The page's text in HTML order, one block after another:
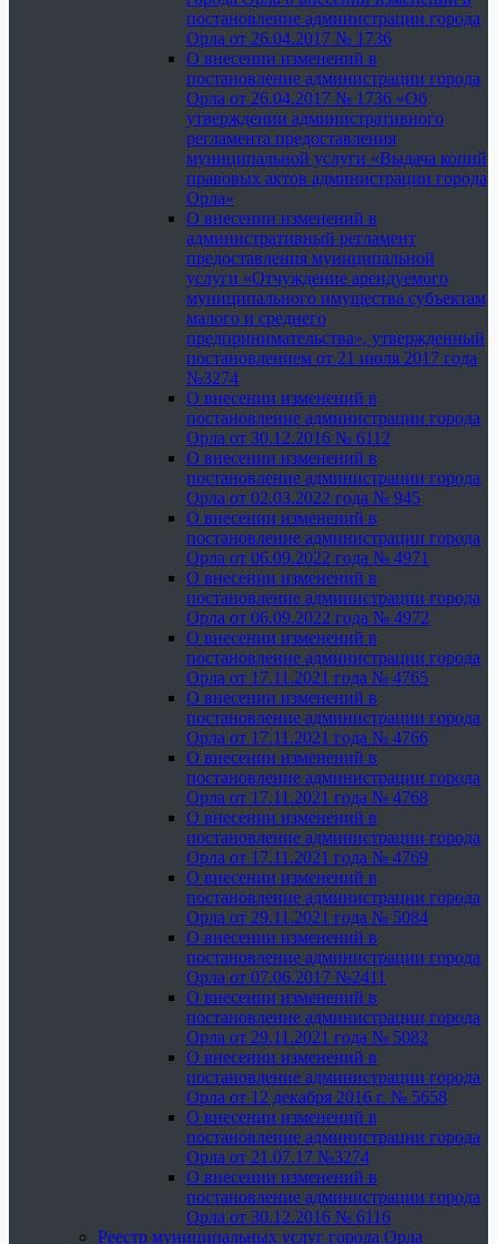
постановление администрации города
Орла от 26.04.2017 № 1736
О внесении изменений в
постановление администрации города
Орла от 26.04.2017 № 1736 «Об
утверждении административного
регламента предоставления
муниципальной услуги «Выдача копий
правовых актов администрации города
Орла»
О внесении изменений в
административный регламент
предоставления муниципальной
услуги «Отчуждение арендуемого
муниципального имущества субъектам
малого и среднего
предпринимательства», утвержденный
постановлением от 21 июля 2017 года
№3274
О внесении изменений в
постановление администрации города
Орла от 30.12.2016 № 6112
О внесении изменений в
постановление администрации города
Орла от 02.03.2022 года № 945
О внесении изменений в
постановление администрации города
Орла от 06.09.2022 года № 4971
О внесении изменений в
постановление администрации города
Орла от 06.09.2022 года № 4972
О внесении изменений в
постановление администрации города
Орла от 17.11.2021 года № 4765
О внесении изменений в
постановление администрации города
Орла от 17.11.2021 года № 4766
О внесении изменений в
постановление администрации города
Орла от 17.11.2021 года № 4768
О внесении изменений в
постановление администрации города
Орла от 17.11.2021 года № 4769
О внесении изменений в
постановление администрации города
Орла от 29.11.2021 года № 5084
О внесении изменений в
постановление администрации города
Орла от 07.06.2017 №2411
О внесении изменений в
постановление администрации города
Орла от 29.11.2021 года № 5082
О внесении изменений в
постановление администрации города
Орла от 12 декабря 2016 г. № 5658
О внесении изменений в
постановление администрации города
Орла от 21.07.17 №3274
О внесении изменений в
постановление администрации города
Орла от 30.12.2016 № 6116
Реестр муниципальных услуг города Орла